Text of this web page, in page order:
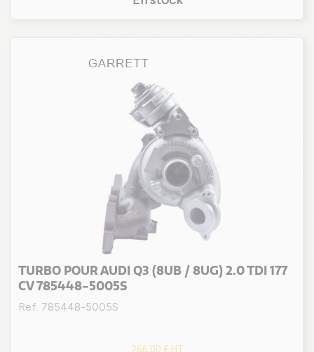
TURBO POUR AUDI Q3 (8UB / 8UG) 2.0 TDI 177
CV 785448-5005S
Ref. 785448-5005S
266,00 € HT